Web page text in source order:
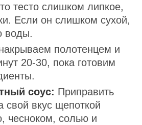
тесто слишком липкое,
Если он слишком сухой,
воды.
полотенцем и
20-30, пока готовим
соус: Приправить
свой вкус щепоткой
чесноком, солью и